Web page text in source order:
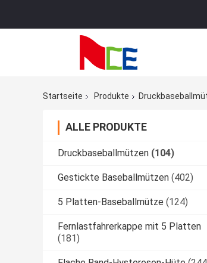
Startseite
Produkte
ALLE PRODUKTE
Druckbaseballmützen (104)
Gestickte Baseballmützen (402)
5 Platten-Baseballmütze (124)
Fernlastfahrerkappe mit 5 Platten
(181)